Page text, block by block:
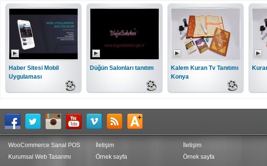
Haber Sitesi Mobil
Uygulaması
Düğün Salonları tanıtım
Kalem Kuran Tv Tanıtımı
Konya
WooCommerce Sanal POS
Kurumsal Web Tasarımı
İletişim
Örnek sayfa
İletişim
Örnek sayfa